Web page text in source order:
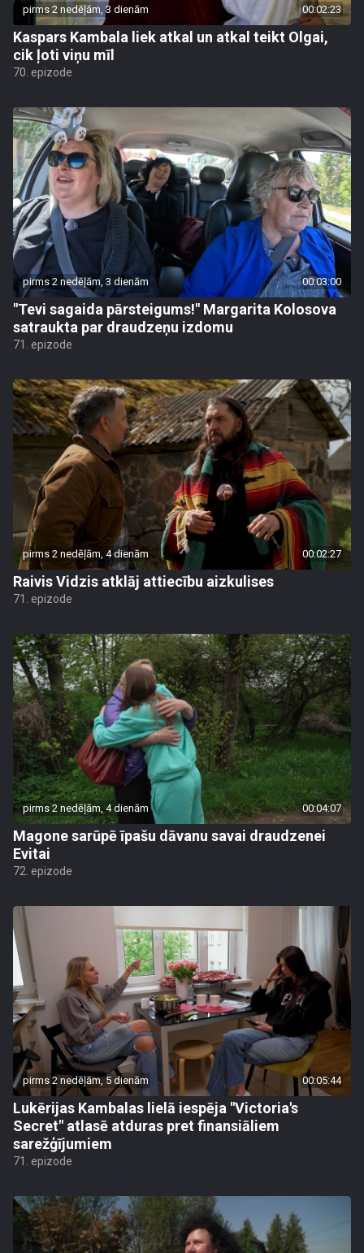
pirms 2 nedēļām, 3 dienām 00:02:23
Kaspars Kambala liek atkal un atkal teikt Olgai,
cik ļoti viņu mīl
70. epizode
pirms 2 nedēļām, 3 dienām 00:03:00
"Tevi sagaida pārsteigums!" Margarita Kolosova
satraukta par draudzeņu izdomu
71. epizode
pirms 2 nedēļām, 4 dienām 00:02:27
Raivis Vidzis atklāj attiecību aizkulises
71. epizode
pirms 2 nedēļām, 4 dienām 00:04:07
Magone sarūpē īpašu dāvanu savai draudzenei
Evitai
72. epizode
pirms 2 nedēļām, 5 dienām 00:05:44
Lukērijas Kambalas lielā iespēja "Victoria's
Secret" atlasē atduras pret finansiāliem
sarežģījumiem
71. epizode